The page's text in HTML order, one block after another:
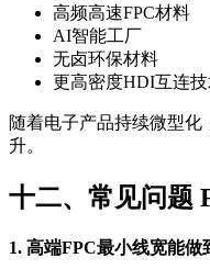
高频高速FPC材料
AI智能工厂
无卤环保材料
更高密度HDI互连
随着电子产品持续微型化
升。
十二、常见问题
1. 高端FPC最小线宽能做